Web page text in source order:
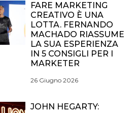
FARE MARKETING
CREATIVO È UNA
LOTTA. FERNANDO
MACHADO RIASSUME
LA SUA ESPERIENZA
IN 5 CONSIGLI PER I
MARKETER
26 Giugno 2026
JOHN HEGARTY: